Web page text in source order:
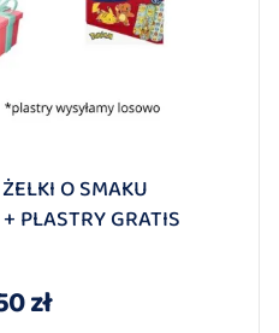
O SMAKU
PLASTRY GRATIS
zł